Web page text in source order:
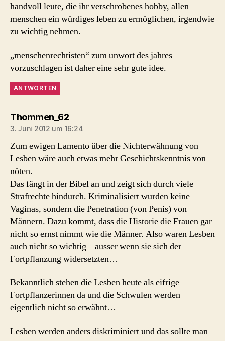
handvoll leute, die ihr verschrobenes hobby, allen
menschen ein würdiges leben zu ermöglichen, irgendwie
zu wichtig nehmen.
„menschenrechtisten“ zum unwort des jahres
vorzuschlagen ist daher eine sehr gute idee.
ANTWORTEN
Thommen_62sagt:
3. Juni 2012 um 16:24
Zum ewigen Lamento über die Nichterwähnung von
Lesben wäre auch etwas mehr Geschichtskenntnis von
nöten.
Das fängt in der Bibel an und zeigt sich durch viele
Strafrechte hindurch. Kriminalisiert wurden keine
Vaginas, sondern die Penetration (von Penis) von
Männern. Dazu kommt, dass die Historie die Frauen gar
nicht so ernst nimmt wie die Männer. Also waren Lesben
auch nicht so wichtig – ausser wenn sie sich der
Fortpflanzung widersetzten…
Bekanntlich stehen die Lesben heute als eifrige
Fortpflanzerinnen da und die Schwulen werden
eigentlich nicht so erwähnt…
Lesben werden anders diskriminiert und das sollte man